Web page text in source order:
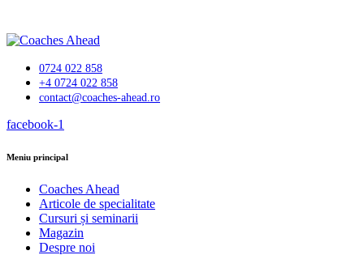
0724 022 858
+4 0724 022 858
contact@coaches-ahead.ro
facebook-1
Meniu principal
Coaches Ahead
Articole de specialitate
Cursuri și seminarii
Magazin
Despre noi